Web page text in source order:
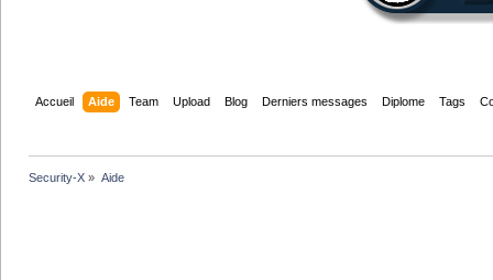
Accueil Aide Team Upload Blog Derniers messages Diplome Tags
Security-X » Aide